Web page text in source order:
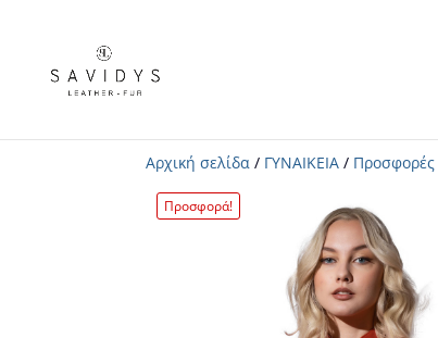
Αρχική σελίδα / ΓΥΝΑΙΚΕΙΑ / Προσφορές
Προσφορά!